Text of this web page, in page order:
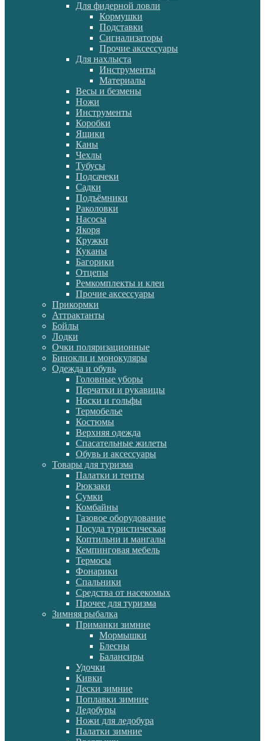
Для фидерной ловли
Кормушки
Подставки
Сигнализаторы
Прочие аксессуары
Для нахлыста
Инструменты
Материалы
Весы и безмены
Ножи
Инструменты
Коробки
Ящики
Каны
Чехлы
Тубусы
Подсачеки
Садки
Подъёмники
Раколовки
Насосы
Якоря
Кружки
Куканы
Багорики
Отцепы
Ремкомплекты и клеи
Прочие аксессуары
Прикормки
Аттрактанты
Бойлы
Лодки
Очки поляризационные
Бинокли и монокуляры
Одежда и обувь
Головные уборы
Перчатки и рукавицы
Носки и гольфы
Термобелье
Костюмы
Верхняя одежда
Спасательные жилеты
Обувь и аксессуары
Товары для туризма
Палатки и тенты
Рюкзаки
Сумки
Комбайны
Газовое оборудование
Посуда туристическая
Коптильни и мангалы
Кемпинговая мебель
Термосы
Фонарики
Спальники
Средства от насекомых
Прочее для туризма
Зимняя рыбалка
Приманки зимние
Мормышки
Блесны
Балансиры
Удочки
Кивки
Лески зимние
Поплавки зимние
Ледобуры
Ножи для ледобура
Палатки зимние